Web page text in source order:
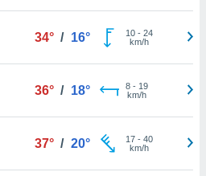
34° / 16° 10- 24
km/h
36° / 18° 8- 19
km/h
37° / 20° 17- 40
km/h